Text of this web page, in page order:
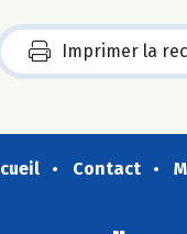
Imprimer la
Contact